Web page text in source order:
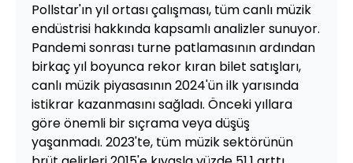
Pollstar'ın yıl ortası çalışması, tüm canlı müzik
endüstrisi hakkında kapsamlı analizler sunuyor.
Pandemi sonrası turne patlamasının ardından
birkaç yıl boyunca rekor kıran bilet satışları,
canlı müzik piyasasının 2024'ün ilk yarısında
istikrar kazanmasını sağladı. Önceki yıllara
göre önemli bir sıçrama veya düşüş
yaşanmadı. 2023'te, tüm müzik sektörünün